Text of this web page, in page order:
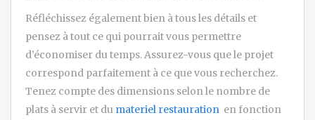
Réfléchissez également bien à tous les détails et
pensez à tout ce qui pourrait vous permettre
d’économiser du temps. Assurez-vous que le projet
correspond parfaitement à ce que vous recherchez.
Tenez compte des dimensions selon le nombre de
plats à servir et du materiel restauration en fonction